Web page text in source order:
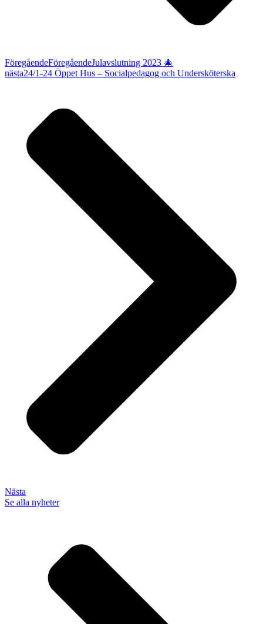
FöregåendeFöregåendeJulavslutning 2023 🎄
nästa24/1-24 Öppet Hus – Socialpedagog och Undersköterska
Nästa
Se alla nyheter